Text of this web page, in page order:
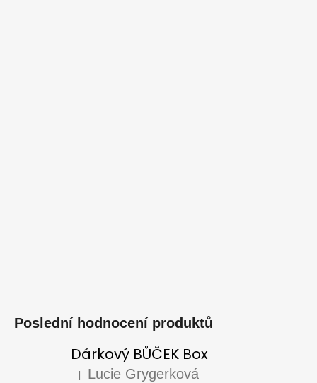
Poslední hodnocení produktů
Dárkový BŮČEK Box
Hodnocení produktu je 5 z 5 hvězdiček.
| Lucie Grygerková